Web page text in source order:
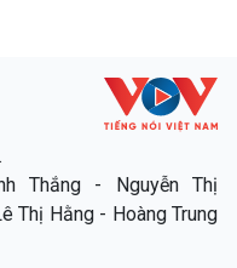
Diễn đàn chủ nhật
Thắng - Nguyễn Thị
Thị Hằng - Hoàng Trung